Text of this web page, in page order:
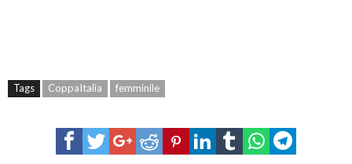
Tags CoppaItalia femminile